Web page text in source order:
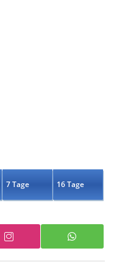
7 Tage 16 Tage